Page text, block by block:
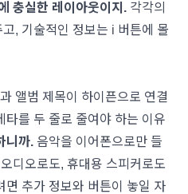
충실한 레이아웃이지. 각각의
, 기술적인 정보는 i 버튼에 몰
앨범 제목이 하이픈으로 연결
타를 두 줄로 줄여야 하는 이유
니까. 음악을 이어폰으로만 들
디오로도, 휴대용 스피커로도
면 추가 정보와 버튼이 놓일 자